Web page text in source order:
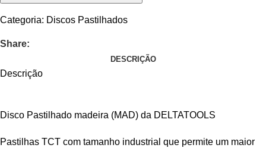
Categoria: Discos Pastilhados
Share:
DESCRIÇÃO
Descrição
Disco Pastilhado madeira (MAD) da DELTATOOLS
Pastilhas TCT com tamanho industrial que permite um maior